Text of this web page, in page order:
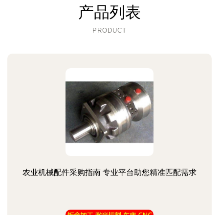
产品列表
PRODUCT
农业机械配件采购指南 专业平台助您精准匹配需求